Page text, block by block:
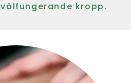
kropp.